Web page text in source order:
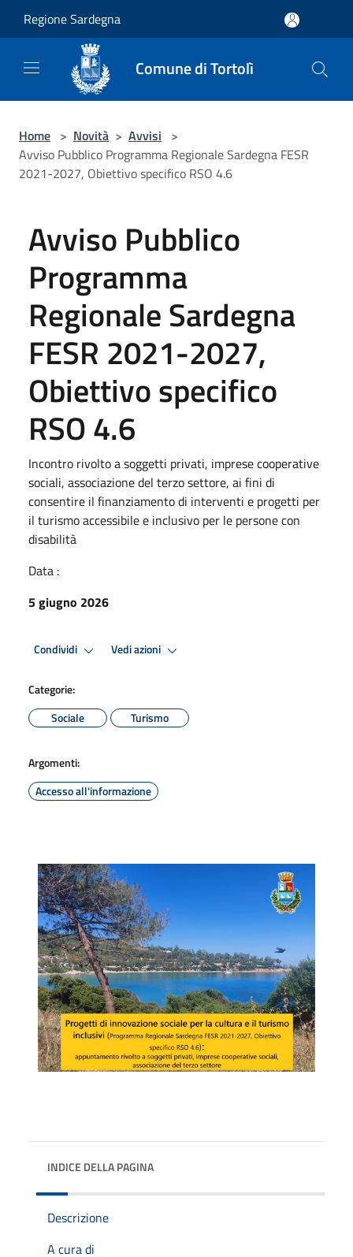
Regione Sardegna
Comune di Tortolì
Home > Novità > Avvisi >
Avviso Pubblico Programma Regionale Sardegna FESR
2021-2027, Obiettivo specifico RSO 4.6
Avviso Pubblico
Programma
Regionale Sardegna
FESR 2021-2027,
Obiettivo specifico
RSO 4.6
Incontro rivolto a soggetti privati, imprese cooperative
sociali, associazione del terzo settore, ai fini di
consentire il finanziamento di interventi e progetti per
il turismo accessibile e inclusivo per le persone con
disabilità
Data :
5 giugno 2026
Condividi Vedi azioni
Categorie:
Sociale
Turismo
Argomenti:
Accesso all'informazione
INDICE DELLA PAGINA
Descrizione
A cura di